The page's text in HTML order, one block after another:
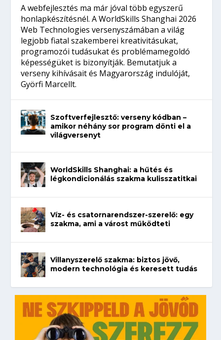
A webfejlesztés ma már jóval több egyszerű
honlapkészítésnél. A WorldSkills Shanghai 2026
Web Technologies versenyszámában a világ
legjobb fiatal szakemberei kreativitásukat,
programozói tudásukat és problémamegoldó
képességüket is bizonyítják. Bemutatjuk a
verseny kihívásait és Magyarország indulóját,
Györfi Marcellt.
Szoftverfejlesztő: verseny kódban –
amikor néhány sor program dönti el a
világversenyt
WorldSkills Shanghai: a hűtés és
légkondicionálás szakma kulisszatitkai
Víz- és csatornarendszer-szerelő: egy
szakma, ami a várost működteti
Villanyszerelő szakma: biztos jövő,
modern technológia és keresett tudás